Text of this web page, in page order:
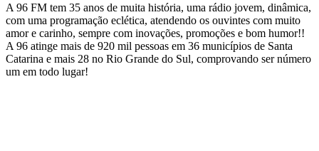
A 96 FM tem 35 anos de muita história, uma rádio jovem, dinâmica,
com uma programação eclética, atendendo os ouvintes com muito
amor e carinho, sempre com inovações, promoções e bom humor!!
A 96 atinge mais de 920 mil pessoas em 36 municípios de Santa
Catarina e mais 28 no Rio Grande do Sul, comprovando ser número
um em todo lugar!